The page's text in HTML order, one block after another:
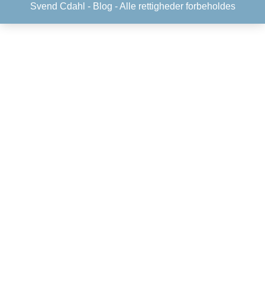
Svend Cdahl - Blog - Alle rettigheder forbeholdes